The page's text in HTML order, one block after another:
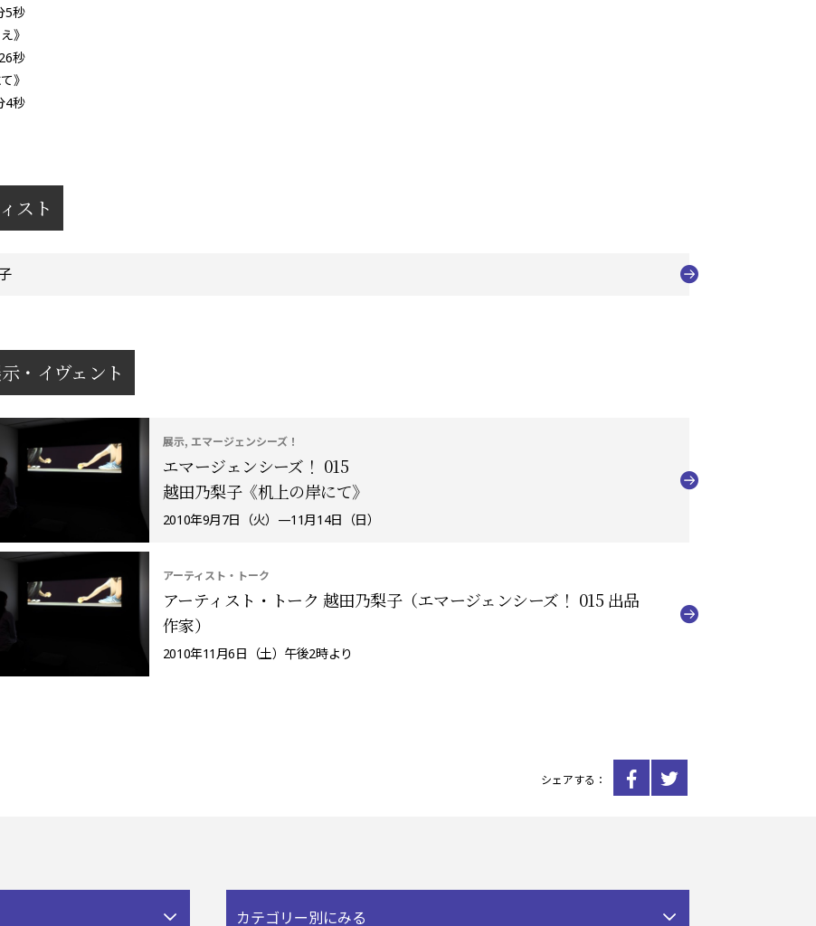
5秒
》
秒
》
4秒
スト
・イヴェント
展示, エマージェンシーズ！
エマージェンシーズ！ 015
越田乃梨子《机上の岸にて》
2010年9月7日（火）—11月14日（日）
アーティスト・トーク
アーティスト・トーク 越田乃梨子（エマージェンシーズ！ 015 出品
作家）
2010年11月6日（土）午後2時より
シェアする：
カテゴリー別にみる